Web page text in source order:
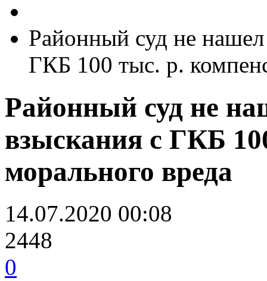
Районный суд не
ГКБ 100 тыс. р.
Районный суд не
взыскания с ГКБ
морального вреда
14.07.2020 00:08
2448
0